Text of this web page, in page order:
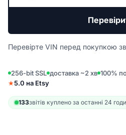
Перевірте VIN перед покупкою
256-bit SSL доставка ~2 хв 100%
★5.0 на Etsy
133звітів куплено за останні 24